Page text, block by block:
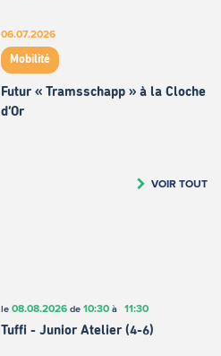
06.07.2026
Mobilité
Futur « Tramsschapp » à la Cloche
d’Or
VOIR TOUT
le 08.08.2026de 10:30à 11:30
Tuffi - Junior Atelier (4-6)